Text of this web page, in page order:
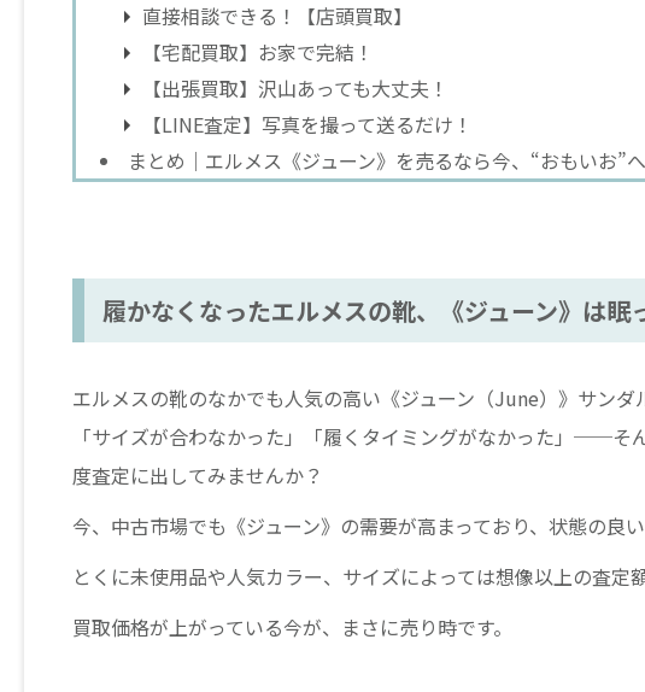
直接相談できる！【店頭買取】
【宅配買取】お家で完結！
【出張買取】沢山あっても大丈夫！
【LINE査定】写真を撮って送るだけ！
まとめ｜エルメス《ジューン》を売るなら今、“おもいお”へ
履かなくなったエルメスの靴、《ジューン》は眠
エルメスの靴のなかでも人気の高い《ジューン（June）》サンダ
「サイズが合わなかった」「履くタイミングがなかった」──
度査定に出してみませんか？
今、中古市場でも《ジューン》の需要が高まっており、状態の良
とくに未使用品や人気カラー、サイズによっては想像以上の査定
買取価格が上がっている今が、まさに売り時です。